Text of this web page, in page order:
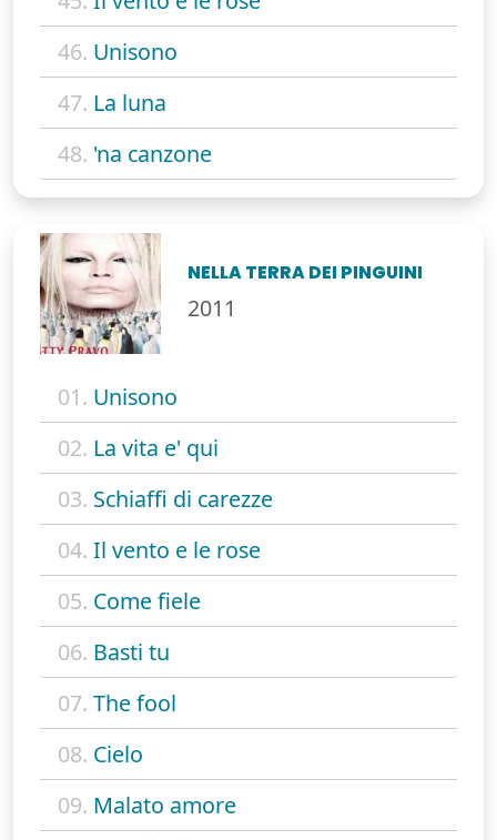
46. Unisono
47. La luna
48. 'na canzone
NELLA TERRA DEI PINGUINI
2011
01. Unisono
02. La vita e' qui
03. Schiaffi di carezze
04. Il vento e le rose
05. Come fiele
06. Basti tu
07. The fool
08. Cielo
09. Malato amore